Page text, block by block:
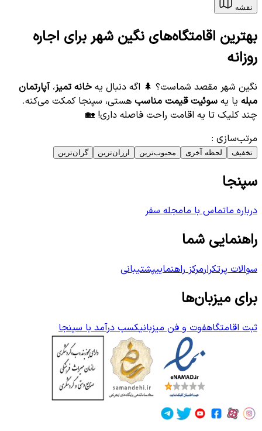
نقشه
بهترین اقامتگاه‌های نگین شهر برای اجاره
روزانه
نگین شهر مقصد شماست؟ 🌲 اگه دنبال یه خانه تمیز،آپارتمان
مبله یا یه سوئیت قیمت مناسب هستی، سپنجا کمکت می‌کنه.
چند کلیک تا یه اقامت راحت فاصله داری! 🏡
مرتب‌سازی :
تخفیف لحظه آخری محبوب‌ترین ارزان‌ترین گران‌ترین
سپنجا
درباره ماتماس با مامجله سفر
راهنمایی شما
سوالات پرتکرارمرکز راهنماییپشتیبانی
برای میزبان‌ها
ثبت اقامتگاهفوت و فن میزبانیکسب درآمد با سپنجا